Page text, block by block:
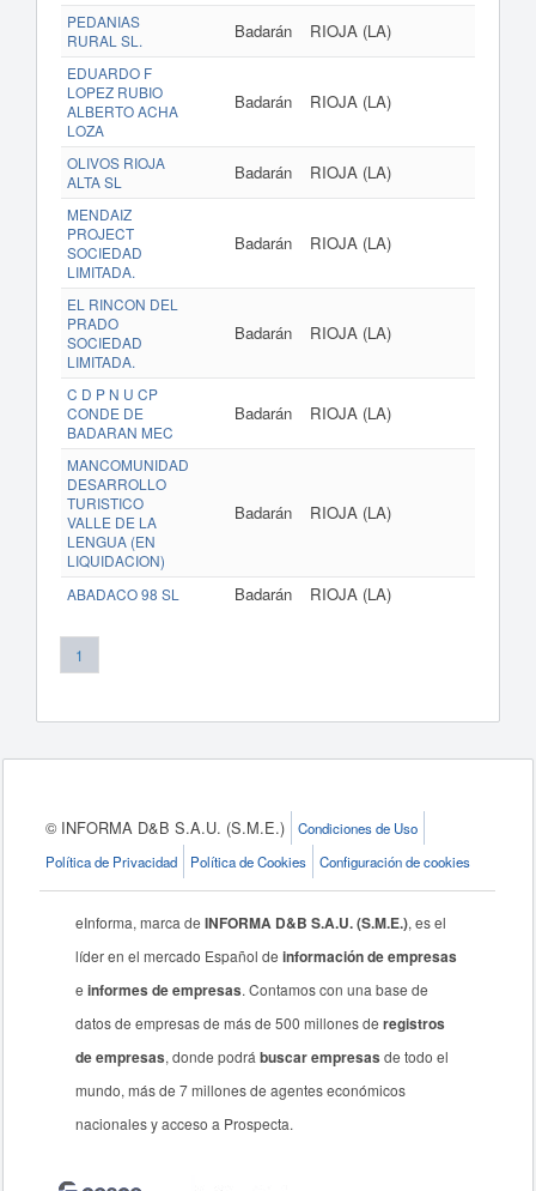
PEDANIAS
RURAL SL.
Badarán RIOJA (LA)
EDUARDO F
LOPEZ RUBIO
ALBERTO ACHA
LOZA
Badarán RIOJA (LA)
OLIVOS RIOJA
ALTA SL
Badarán RIOJA (LA)
MENDAIZ
PROJECT
SOCIEDAD
LIMITADA.
Badarán RIOJA (LA)
EL RINCON DEL
PRADO
SOCIEDAD
LIMITADA.
Badarán RIOJA (LA)
C D P N U CP
CONDE DE
BADARAN MEC
Badarán RIOJA (LA)
MANCOMUNIDAD
DESARROLLO
TURISTICO
VALLE DE LA
LENGUA (EN
LIQUIDACION)
Badarán RIOJA (LA)
ABADACO 98 SL Badarán RIOJA (LA)
1
© INFORMA D&B S.A.U. (S.M.E.)
Condiciones de Uso
Política de Privacidad
Política de Cookies Configuración de cookies
eInforma, marca deINFORMA D&B S.A.U. (S.M.E.), es el
líder en el mercado Español deinformación de empresas
einformes de empresas. Contamos con una base de
datos de empresas de más de 500 millones deregistros
de empresas, donde podrábuscar empresas de todo el
mundo, más de 7 millones de agentes económicos
nacionales y acceso a Prospecta.